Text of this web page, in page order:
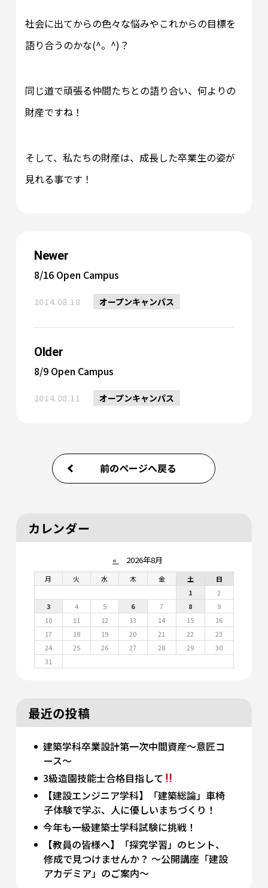
社会に出てからの色々な悩みやこれからの目標を
語り合うのかな(^。^)？
同じ道で頑張る仲間たちとの語り合い、何よりの
財産ですね！
そして、私たちの財産は、成長した卒業生の姿が
見れる事です！
Newer
8/16 Open Campus
2014.08.18 オープンキャンパス
Older
8/9 Open Campus
2014.08.11 オープンキャンパス
前のページへ戻る
カレンダー
« 2026年8月
月 火 水 木 金 土
日
1
2
3
4 5 6 7 8
9
10
11 12 13 14 15
16
17
18 19 20 21 22
23
24
25 26 27 28 29
30
31
最近の投稿
建築学科卒業設計第一次中間資産～意匠コ
ース～
3級造園技能士合格目指して
【建設エンジニア学科】「建築総論」車椅
子体験で学ぶ、人に優しいまちづくり！
今年も一級建築士学科試験に挑戦！
【教員の皆様へ】「探究学習」のヒント、
修成で見つけませんか？ 〜公開講座「建設
アカデミア」のご案内〜